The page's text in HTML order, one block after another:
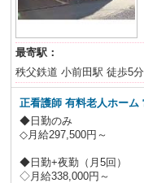
最寄駅：
秩父鉄道 小前田駅 徒歩5分
正看護師 有料老人ホーム
◆日勤のみ
◇月給297,500円～
◆日勤+夜勤（月5回）
◇月給338,000円～